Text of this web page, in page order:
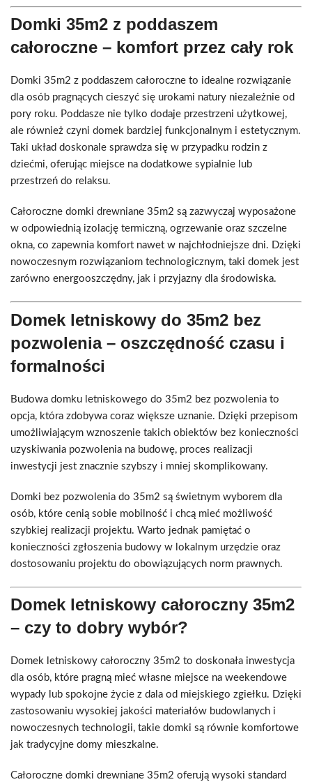
Domki 35m2 z poddaszem
całoroczne – komfort przez cały rok
Domki 35m2 z poddaszem całoroczne to idealne rozwiązanie
dla osób pragnących cieszyć się urokami natury niezależnie od
pory roku. Poddasze nie tylko dodaje przestrzeni użytkowej,
ale również czyni domek bardziej funkcjonalnym i estetycznym.
Taki układ doskonale sprawdza się w przypadku rodzin z
dziećmi, oferując miejsce na dodatkowe sypialnie lub
przestrzeń do relaksu.
Całoroczne domki drewniane 35m2 są zazwyczaj wyposażone
w odpowiednią izolację termiczną, ogrzewanie oraz szczelne
okna, co zapewnia komfort nawet w najchłodniejsze dni. Dzięki
nowoczesnym rozwiązaniom technologicznym, taki domek jest
zarówno energooszczędny, jak i przyjazny dla środowiska.
Domek letniskowy do 35m2 bez
pozwolenia – oszczędność czasu i
formalności
Budowa domku letniskowego do 35m2 bez pozwolenia to
opcja, która zdobywa coraz większe uznanie. Dzięki przepisom
umożliwiającym wznoszenie takich obiektów bez konieczności
uzyskiwania pozwolenia na budowę, proces realizacji
inwestycji jest znacznie szybszy i mniej skomplikowany.
Domki bez pozwolenia do 35m2 są świetnym wyborem dla
osób, które cenią sobie mobilność i chcą mieć możliwość
szybkiej realizacji projektu. Warto jednak pamiętać o
konieczności zgłoszenia budowy w lokalnym urzędzie oraz
dostosowaniu projektu do obowiązujących norm prawnych.
Domek letniskowy całoroczny 35m2
– czy to dobry wybór?
Domek letniskowy całoroczny 35m2 to doskonała inwestycja
dla osób, które pragną mieć własne miejsce na weekendowe
wypady lub spokojne życie z dala od miejskiego zgiełku. Dzięki
zastosowaniu wysokiej jakości materiałów budowlanych i
nowoczesnych technologii, takie domki są równie komfortowe
jak tradycyjne domy mieszkalne.
Całoroczne domki drewniane 35m2 oferują wysoki standard